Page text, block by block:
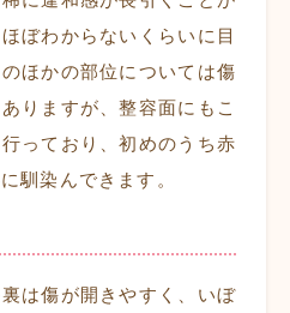
ぼわからないくらいに目
ほかの部位については傷
りますが、整容面にもこ
っており、初めのうち赤
馴染んできます。
は傷が開きやすく、いぼ